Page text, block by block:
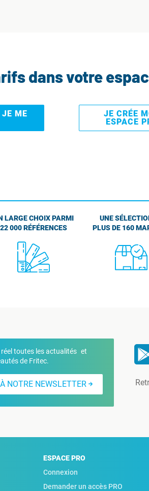
dans votre
ME
JE CRÉE
ESPACE
LARGE CHOIX PARMI
22 000 RÉFÉRENCES
UNE
PLUS DE 160
réel toutes les actualités et
de Fritec.
NOTRE NEWSLETTER
ESPACE PRO
Connexion
Demander un accès PRO